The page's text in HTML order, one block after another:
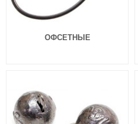
Силиконовые приманки Lucky
John 3D Series Zander Paddle Tail
ОФСЕТНЫЕ